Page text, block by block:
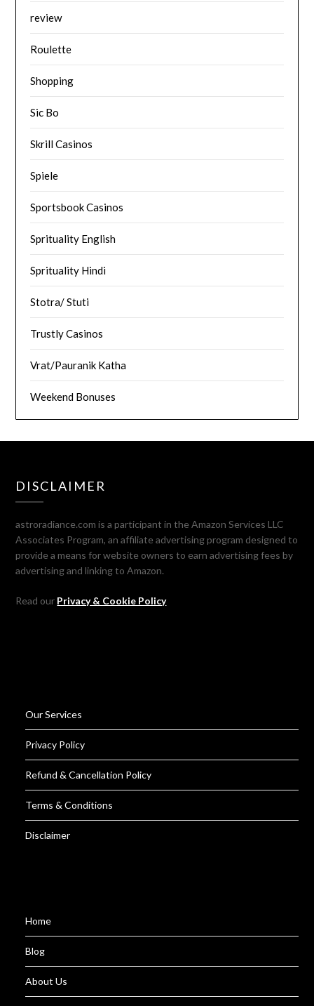
review
Roulette
Shopping
Sic Bo
Skrill Casinos
Spiele
Sportsbook Casinos
Sprituality English
Sprituality Hindi
Stotra/ Stuti
Trustly Casinos
Vrat/Pauranik Katha
Weekend Bonuses
DISCLAIMER
astroradiance.com is a participant in the Amazon Services LLC
Associates Program, an affiliate advertising program designed to
provide a means for website owners to earn advertising fees by
advertising and linking to Amazon.
Read our Privacy & Cookie Policy
Our Services
Privacy Policy
Refund & Cancellation Policy
Terms & Conditions
Disclaimer
Home
Blog
About Us